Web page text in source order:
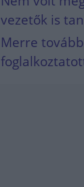
vezetők is
Merre